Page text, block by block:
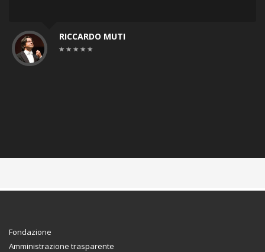
RICCARDO MUTI
Fondazione
Amministrazione trasparente